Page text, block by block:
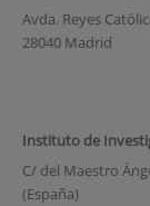
Avda. Reyes
28040 Madrid
Instituto de
C/ del Maestro
(España)